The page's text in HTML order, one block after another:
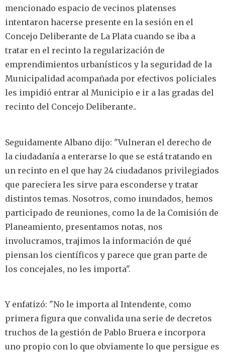
mencionado espacio de vecinos platenses
intentaron hacerse presente en la sesión en el
Concejo Deliberante de La Plata cuando se iba a
tratar en el recinto la regularización de
emprendimientos urbanísticos y la seguridad de la
Municipalidad acompañada por efectivos policiales
les impidió entrar al Municipio e ir a las gradas del
recinto del Concejo Deliberante..
Seguidamente Albano dijo: "Vulneran el derecho de
la ciudadanía a enterarse lo que se está tratando en
un recinto en el que hay 24 ciudadanos privilegiados
que pareciera les sirve para esconderse y tratar
distintos temas. Nosotros, como inundados, hemos
participado de reuniones, como la de la Comisión de
Planeamiento, presentamos notas, nos
involucramos, trajimos la información de qué
piensan los científicos y parece que gran parte de
los concejales, no les importa".
Y enfatizó: "No le importa al Intendente, como
primera figura que convalida una serie de decretos
truchos de la gestión de Pablo Bruera e incorpora
uno propio con lo que obviamente lo que persigue es